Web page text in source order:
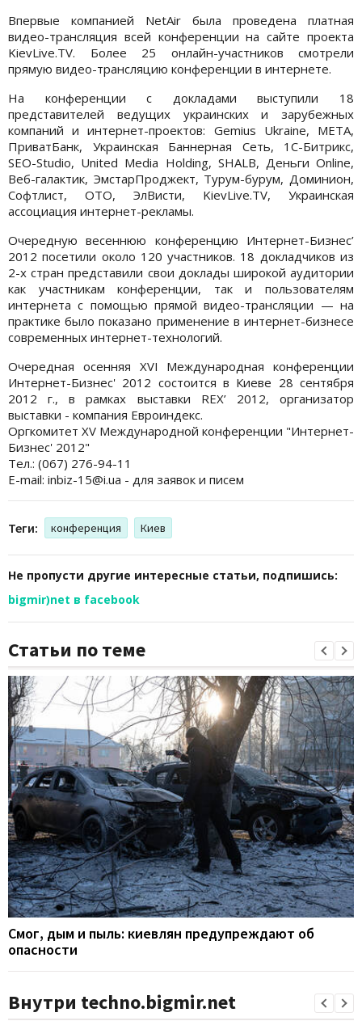
Впервые компанией NetAir была проведена платная
видео-трансляция всей конференции на сайте проекта
KievLive.TV. Более 25 онлайн-участников смотрели
прямую видео-трансляцию конференции в интернете.
На конференции с докладами выступили 18
представителей ведущих украинских и зарубежных
компаний и интернет-проектов: Gemius Ukraine, МЕТА,
ПриватБанк, Украинская Баннерная Сеть, 1С-Битрикс,
SEO-Studio, United Media Holding, SHALB, Деньги Online,
Веб-галактик, ЭмстарПроджект, Турум-бурум, Доминион,
Софтлист, ОТО, ЭлВисти, KievLive.TV, Украинская
ассоциация интернет-рекламы.
Очередную весеннюю конференцию Интернет-Бизнес’
2012 посетили около 120 участников. 18 докладчиков из
2-х стран представили свои доклады широкой аудитории
как участникам конференции, так и пользователям
интернета с помощью прямой видео-трансляции — на
практике было показано применение в интернет-бизнесе
современных интернет-технологий.
Очередная осенняя XVI Международная конференции
Интернет-Бизнес' 2012 состоится в Киеве 28 сентября
2012 г., в рамках выставки REX’ 2012, организатор
выставки - компания Евроиндекс.
Оргкомитет XV Международной конференции "Интернет-
Бизнес' 2012"
Тел.: (067) 276-94-11
E-mail: inbiz-15@i.ua - для заявок и писем
Теги: конференция Киев
Не пропусти другие интересные статьи, подпишись:
bigmir)net в facebook
Статьи по теме
Смог, дым и пыль: киевлян предупреждают об
опасности
Внутри techno.bigmir.net